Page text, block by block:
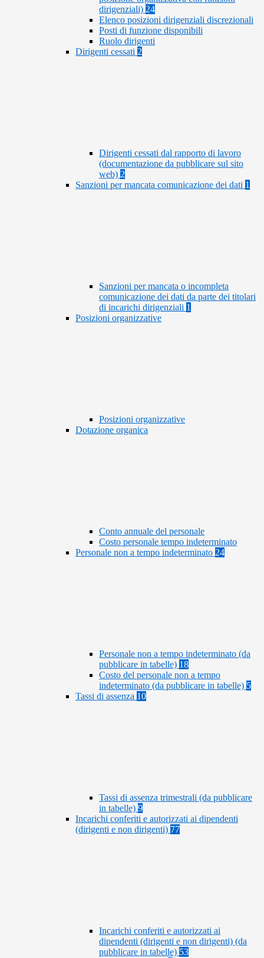
dirigenziali) 24
Elenco posizioni dirigenziali discrezionali
Posti di funzione disponibili
Ruolo dirigenti
Dirigenti cessati 2
Dirigenti cessati dal rapporto di lavoro
(documentazione da pubblicare sul sito
web) 2
Sanzioni per mancata comunicazione dei dati 1
Sanzioni per mancata o incompleta
comunicazione dei dati da parte dei titolari
di incarichi dirigenziali 1
Posizioni organizzative
Posizioni organizzative
Dotazione organica
Conto annuale del personale
Costo personale tempo indeterminato
Personale non a tempo indeterminato 24
Personale non a tempo indeterminato (da
pubblicare in tabelle) 18
Costo del personale non a tempo
indeterminato (da pubblicare in tabelle) 5
Tassi di assenza 10
Tassi di assenza trimestrali (da pubblicare
in tabelle) 9
Incarichi conferiti e autorizzati ai dipendenti
(dirigenti e non dirigenti) 77
Incarichi conferiti e autorizzati ai
dipendenti (dirigenti e non dirigenti) (da
pubblicare in tabelle) 53